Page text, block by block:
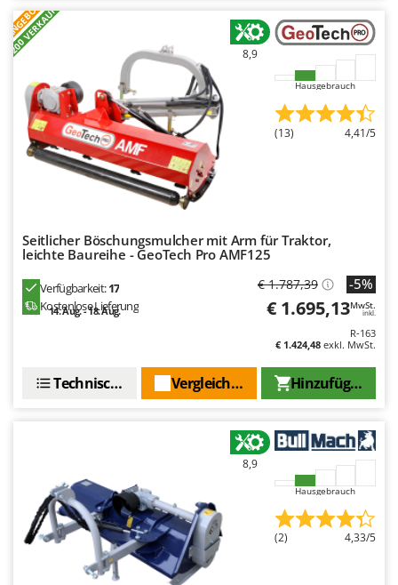
NuAir
O
Officine Savioli
Oliviero
Olix
OMA
Ooni
Oriental Koshin
Outdoorchef
Palumbo Pavi
Pramac
Prismafood
R.G.V.
ANGEBOT
+200 VERKAUFT 8,9
Hausgebrauch
(13) 4,41/5
Seitlicher Böschungsmulcher mit Arm für Traktor,
leichte Baureihe - GeoTech Pro AMF125
Verfügbarkeit:17
Kostenlose Lieferung
14. Aug. - 18. Aug.
€ 1.787,39 -5%
€ 1.695,13MwSt.
inkl.
R-163
€ 1.424,48 exkl. MwSt.
Hinzufügen
Vergleichen Sie
Technische Daten
8,9
Hausgebrauch
(2) 4,33/5